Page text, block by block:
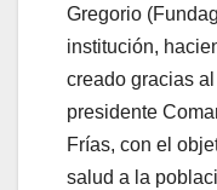
Gregorio
institución,
creado gracias
presidente
Frías, con el
salud a la